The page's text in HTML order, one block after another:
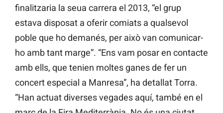
finalitzaria la seua carrera el 2013, “el grup
estava disposat a oferir comiats a qualsevol
poble que ho demanés, per això van comunicar-
ho amb tant marge”. “Ens vam posar en contacte
amb ells, que tenien moltes ganes de fer un
concert especial a Manresa”, ha detallat Torra.
“Han actuat diverses vegades aquí, també en el